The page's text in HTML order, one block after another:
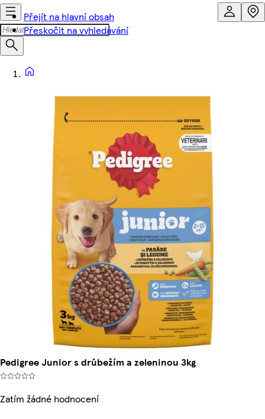
Přejít na hlavní obsah
Přeskočit na vyhledávání
Pedigree Junior s drůbežím a zeleninou 3kg
Zatím žádné hodnocení